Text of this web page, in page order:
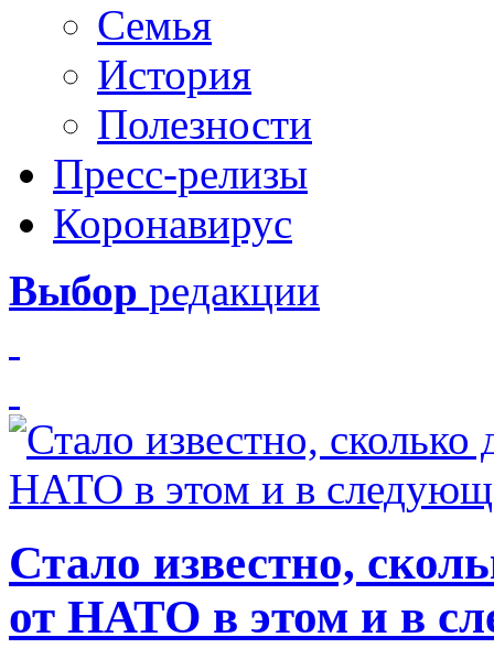
Семья
История
Полезности
Пресс-релизы
Коронавирус
Выбор редакции
Стало известно,
от НАТО в этом и в